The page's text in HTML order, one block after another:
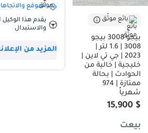
بائع موثّق
بيجو 3008 بيجو
3008 | 1.6 لتر |
2023 | جي تي لاين |
خليجية | خالية من
الحوادث | بحالة
ممتازة | 974
شهرياً
$ 15,900
بيعت
الموقع
يقدم هذا الوكيل
والاستبدال
المزيد من